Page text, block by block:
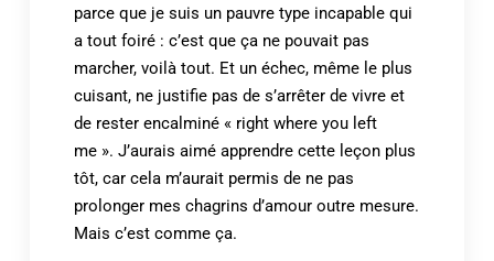
parce que je suis un pauvre type incapable qui
a tout foiré : c’est que ça ne pouvait pas
marcher, voilà tout. Et un échec, même le plus
cuisant, ne justifie pas de s’arrêter de vivre et
de rester encalminé « right where you left
me ». J’aurais aimé apprendre cette leçon plus
tôt, car cela m’aurait permis de ne pas
prolonger mes chagrins d’amour outre mesure.
Mais c’est comme ça.